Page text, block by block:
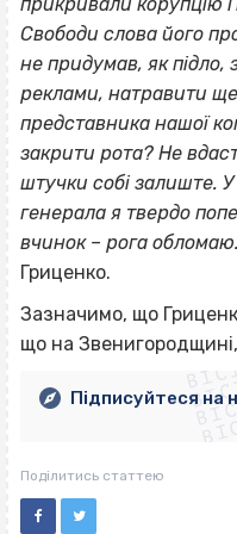
Свободи слова його
не придумав, як підло,
реклами, натравити
представника нашої
закрити рота? Не
штучки собі залиште.
генерала я твердо
вчинок – рога
Гриценко.
Зазначимо, що
що на
Підписуйтеся на
Поділитись статтею